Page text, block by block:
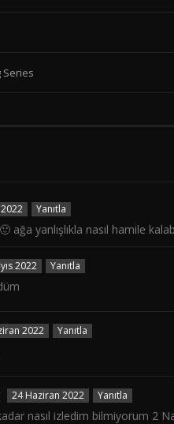
Series
2022 Yanıtla
ağa yanlışlıkla nasıl hamile
2022 Yanıtla
2022 Yanıtla
24 Haziran 2022 Yanıtla
nasıl izledim bilmiyorum 2